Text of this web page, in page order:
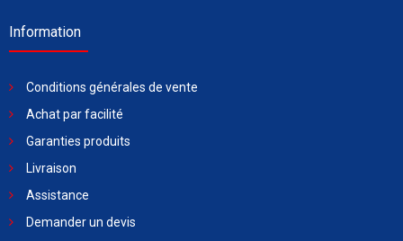
Information
Conditions générales de vente
Achat par facilité
Garanties produits
Livraison
Assistance
Demander un devis